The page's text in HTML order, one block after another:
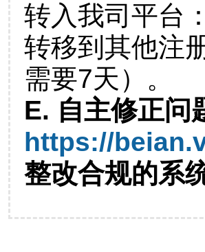
转入我司平台：
转移到其他注
需要7天）。
E. 自主修正问
https://
整改合规的系